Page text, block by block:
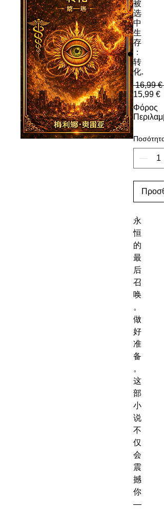
被
选
中
生
存
：
转
化.
16,99 €
15,99 €
Φόρος
Ποσότητα
永
恒
的
最
后
召
唤
。
做
好
准
备
。
这
部
小
说
不
仅
会
震
撼
你
—